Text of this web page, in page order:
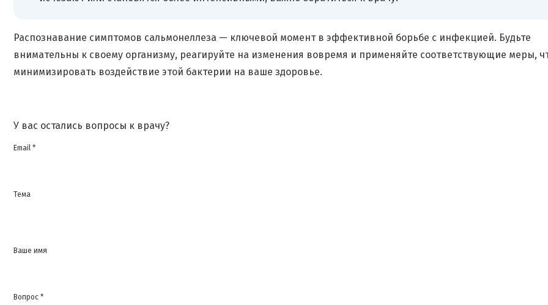
Распознавание симптомов сальмонеллеза — ключевой момент в эффективной борьбе с инфекцией. Будьте
внимательны к своему организму, реагируйте на изменения вовремя и применяйте соответствующие меры,
минимизировать воздействие этой бактерии на ваше здоровье.
У вас остались вопросы к врачу?
Email *
Тема
Ваше имя
Вопрос *